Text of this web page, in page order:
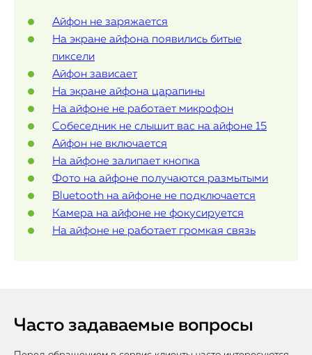
Mac Mini
О нас
Контакты
Статьи
Айфон не заряжается
На экране айфона появились битые
пиксели
Айфон зависает
На экране айфона царапины
На айфоне не работает микрофон
Собеседник не слышит вас на айфоне 15
Айфон не включается
На айфоне залипает кнопка
Фото на айфоне получаются размытыми
Bluetooth на айфоне не подключается
Камера на айфоне не фокусируется
На айфоне не работает громкая связь
Часто задаваемые вопросы